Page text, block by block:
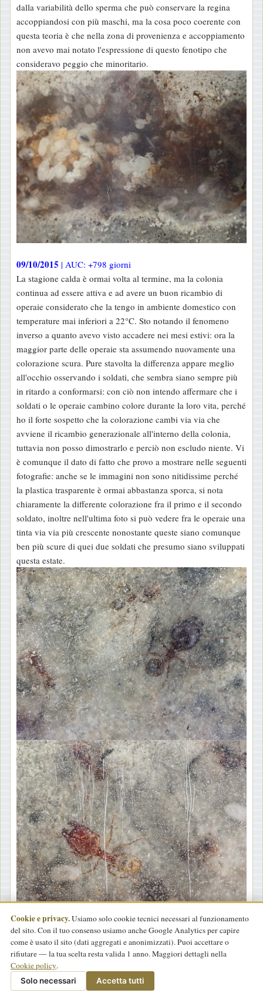
dalla variabilità dello sperma che può conservare la regina
accoppiandosi con più maschi, ma la cosa poco coerente con
questa teoria è che nella zona di provenienza e accoppiamento
non avevo mai notato l'espressione di questo fenotipo che
consideravo peggio che minoritario.
09/10/2015 | AUC: +798 giorni
La stagione calda è ormai volta al termine, ma la colonia
continua ad essere attiva e ad avere un buon ricambio di
operaie considerato che la tengo in ambiente domestico con
temperature mai inferiori a 22°C. Sto notando il fenomeno
inverso a quanto avevo visto accadere nei mesi estivi: ora la
maggior parte delle operaie sta assumendo nuovamente una
colorazione scura. Pure stavolta la differenza appare meglio
all'occhio osservando i soldati, che sembra siano sempre più
in ritardo a conformarsi: con ciò non intendo affermare che i
soldati o le operaie cambino colore durante la loro vita, perché
ho il forte sospetto che la colorazione cambi via via che
avviene il ricambio generazionale all'interno della colonia,
tuttavia non posso dimostrarlo e perciò non escludo niente. Vi
è comunque il dato di fatto che provo a mostrare nelle seguenti
fotografie: anche se le immagini non sono nitidissime perché
la plastica trasparente è ormai abbastanza sporca, si nota
chiaramente la differente colorazione fra il primo e il secondo
soldato, inoltre nell'ultima foto si può vedere fra le operaie una
tinta via via più crescente nonostante queste siano comunque
ben più scure di quei due soldati che presumo siano sviluppati
questa estate.
Cookie e privacy.Usiamo solo cookie tecnici necessari al funzionamento
del sito. Con il tuo consenso usiamo anche Google Analytics per capire
come è usato il sito (dati aggregati e anonimizzati). Puoi accettare o
rifiutare — la tua scelta resta valida 1 anno. Maggiori dettagli nella
Cookie policy.
Solo necessari Accetta tutti